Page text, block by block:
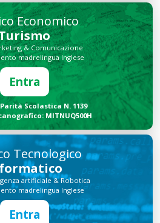
Economico
& Comunicazione
madrelingua Inglese
Entra
Scolastica N. 1139
MITNUQ500H
Tecnologico
artificiale & Robotica
madrelingua Inglese
Entra